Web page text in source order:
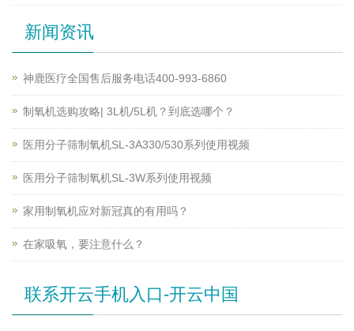
新闻资讯
神鹿医疗全国售后服务电话400-993-6860
制氧机选购攻略| 3L机/5L机？到底选哪个？
医用分子筛制氧机SL-3A330/530系列使用视频
医用分子筛制氧机SL-3W系列使用视频
家用制氧机应对新冠真的有用吗？
在家吸氧，要注意什么？
联系开云手机入口-开云中国